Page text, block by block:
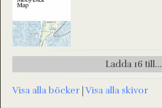
Ladda 16 till...
Visa alla böcker |Visa alla skivor